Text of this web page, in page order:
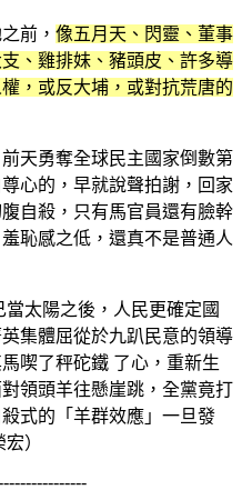
前， 像五月天、閃靈、董事
、雞排妹、豬頭皮、許多導
，或反大埔，或對抗荒唐的
天勇奪全球民主國家倒數第
心的，早就說聲拍謝，回家
自殺，只有馬官員還有臉幹
恥感之低，還真不是普通人
太陽之後，人民更確定國
集體屈從於九趴民意的領導
喫了秤砣鐵 了心，重新生
領頭羊往懸崖跳，全黨竟打
式的「羊群效應」一旦發
）